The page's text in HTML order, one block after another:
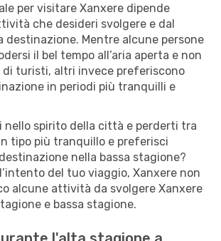
per visitare Xanxere dipende
che desideri svolgere e dal
destinazione. Mentre alcune persone
il bel tempo all’aria aperta e non
di turisti, altri invece preferiscono
in periodi più tranquilli e
nello spirito della città e perderti tra
tipo più tranquillo e preferisci
nella bassa stagione?
del tuo viaggio, Xanxere non
alcune attività da svolgere Xanxere
e bassa stagione.